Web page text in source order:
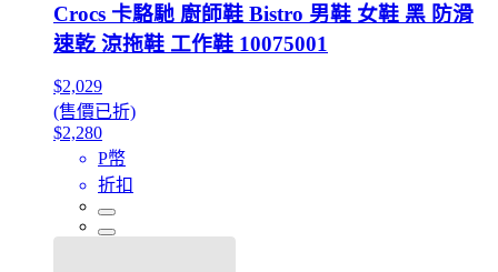
Crocs 卡駱馳 廚師鞋 Bistro 男鞋 女鞋 黑 防滑
速乾 涼拖鞋 工作鞋 10075001
$2,029
(售價已折)
$2,280
P幣
折扣